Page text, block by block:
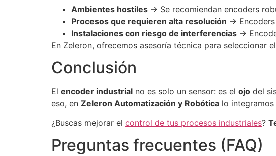
Ambientes hostiles → Se recomiendan encoders
Procesos que requieren alta resolución →
Instalaciones con riesgo de interferencias →
En Zeleron, ofrecemos asesoría técnica para seleccionar
Conclusión
El encoder industrial no es solo un sensor: es el ojo del
eso, en Zeleron Automatización y Robótica lo
¿Buscas mejorar el control de tus procesos industriales?
Preguntas frecuentes (FAQ)